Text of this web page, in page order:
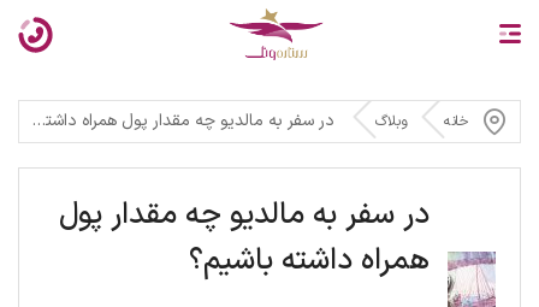
خانه وبلاگ در سفر به مالدیو چه مقدار پول همراه داشته باشیم؟
در سفر به مالدیو چه مقدار پول
همراه داشته باشیم؟